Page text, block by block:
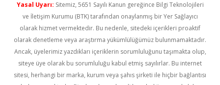
Yasal Uyarı: Sitemiz, 5651 Sayılı Kanun gereğince Bilgi Teknolojileri
ve İletişim Kurumu (BTK) tarafından onaylanmış bir Yer Sağlayıcı
olarak hizmet vermektedir. Bu nedenle, sitedeki içerikleri proaktif
olarak denetleme veya araştırma yükümlülüğümüz bulunmamaktadır.
Ancak, üyelerimiz yazdıkları içeriklerin sorumluluğunu taşımakta olup,
siteye üye olarak bu sorumluluğu kabul etmiş sayılırlar. Bu internet
sitesi, herhangi bir marka, kurum veya şahıs şirketi ile hiçbir bağlantısı